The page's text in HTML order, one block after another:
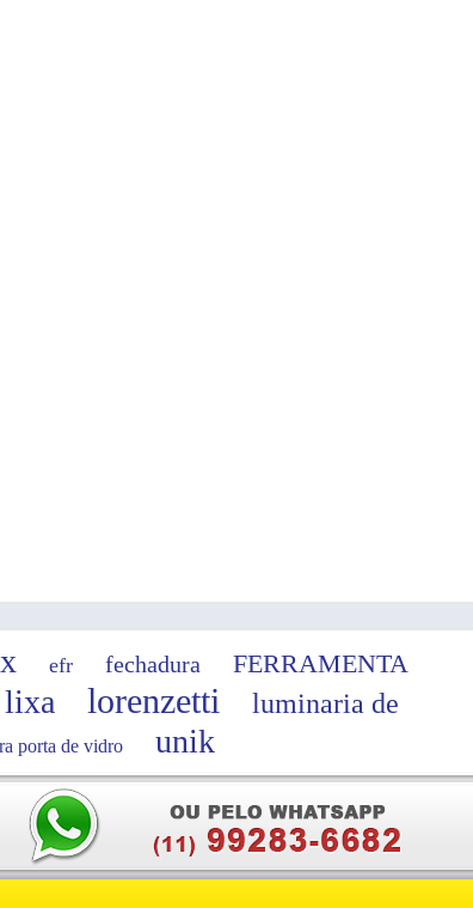
efr fechadura
FERRAMENTA
lixa lorenzetti
luminaria de
porta de vidro unik